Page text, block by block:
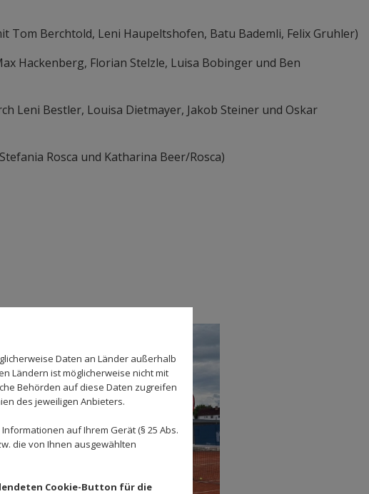
Tom Berchtold, Leni Haupeltshofen, Batu Bademli, Felix Gruhler)
Hackenberg, Florian Stelzle, Luisa Bobinger und Ben
Leni Bestler, Louisa Dietmayer, Jakob Steiner und Oskar
Rosca und Katharina Beer/Rosca)
Daten an Länder außerhalb
Ländern ist möglicherweise nicht mit
Behörden auf diese Daten zugreifen
des jeweiligen Anbieters.
auf Ihrem Gerät (§ 25 Abs.
die von Ihnen ausgewählten
Cookie-Button für die